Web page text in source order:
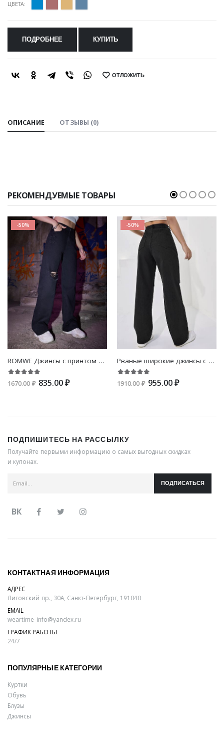
ЦВЕТА:
ПОДРОБНЕЕ КУПИТЬ
SHARE: ОТЛОЖИТЬ
ОПИСАНИЕ ОТЗЫВЫ (0)
РЕКОМЕНДУЕМЫЕ ТОВАРЫ
-50%
ROMWE Джинсы с принтом черепа
1670.00 ₽ 835.00 ₽
-50%
Рваные широкие джинсы с высокой талией
1910.00 ₽ 955.00 ₽
ПОДПИШИТЕСЬ НА РАССЫЛКУ
Получайте первыми информацию о самых выгодных скидках
и купонах.
ПОДПИСАТЬСЯ
ВК
КОНТАКТНАЯ ИНФОРМАЦИЯ
АДРЕС
Лиговский пр., 30А, Санкт-Петербург, 191040
EMAIL
weartime-info@yandex.ru
ГРАФИК РАБОТЫ
24/7
ПОПУЛЯРНЫЕ КАТЕГОРИИ
Куртки
Обувь
Блузы
Джинсы